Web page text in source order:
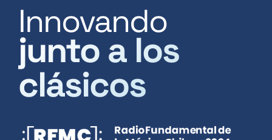
Innovando
junto a los
clásicos